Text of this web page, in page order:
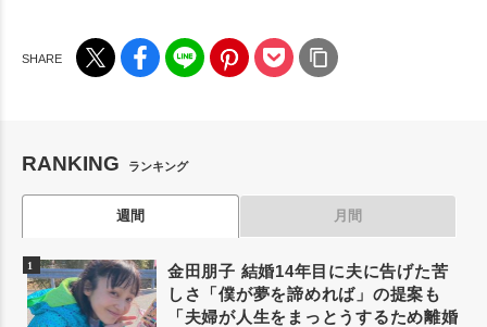
RANKING ランキング
週間 月間
金田朋子 結婚14年目に夫に告げた苦
しさ「僕が夢を諦めれば」の提案も
「夫婦が人生をまっとうするため離婚